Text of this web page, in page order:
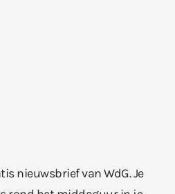
nieuwsbrief van WdG. Je